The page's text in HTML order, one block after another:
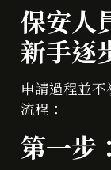
保安人
新手逐
申請過程並
流程：
第一步